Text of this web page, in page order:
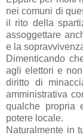
nei comuni di
il rito della
assoggettare
e la
Dimenticando
agli elettori e
diritto di
amministrativa
qualche propria
potere locale.
Naturalmente in